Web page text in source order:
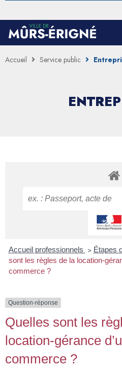
Accueil Service public
Accueil professionnels > Étapes
sont les règles de la location-
commerce ?
Question-réponse
Quelles sont les
location-gérance
commerce ?